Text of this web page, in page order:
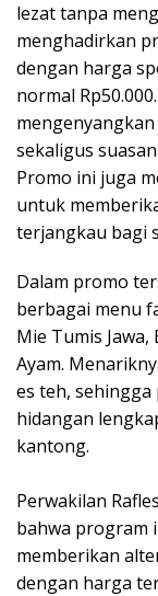
lezat tanpa
menghadirkan
dengan harga
normal
sekaligus
Promo ini juga
untuk
terjangkau bagi
Dalam promo
berbagai menu
Mie Tumis
Ayam.
es teh,
hidangan
kantong.
‎Perwakilan
bahwa program
memberikan
dengan harga